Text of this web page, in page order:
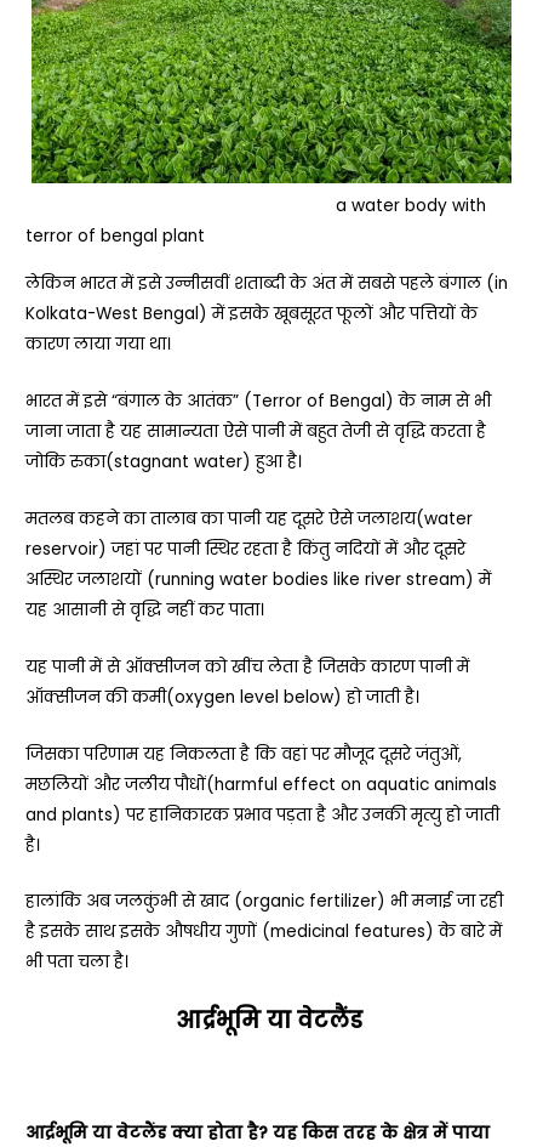
a water body with
terror of bengal plant
लेकिन भारत में इसे उन्नीसवीं शताब्दी के अंत में सबसे पहले बंगाल (in
Kolkata-West Bengal) में इसके खूबसूरत फूलों और पत्तियों के
कारण लाया गया था।
भारत में इसे “बंगाल के आतंक” (Terror of Bengal) के नाम से भी
जाना जाता है यह सामान्यता ऐसे पानी में बहुत तेजी से वृद्धि करता है
जोकि रुका(stagnant water) हुआ है।
मतलब कहने का तालाब का पानी यह दूसरे ऐसे जलाशय(water
reservoir) जहां पर पानी स्थिर रहता है किंतु नदियों में और दूसरे
अस्थिर जलाशयों (running water bodies like river stream) में
यह आसानी से वृद्धि नहीं कर पाता।
यह पानी में से ऑक्सीजन को खींच लेता है जिसके कारण पानी में
ऑक्सीजन की कमी(oxygen level below) हो जाती है।
जिसका परिणाम यह निकलता है कि वहां पर मौजूद दूसरे जंतुओं,
मछलियों और जलीय पौधों(harmful effect on aquatic animals
and plants) पर हानिकारक प्रभाव पड़ता है और उनकी मृत्यु हो जाती
है।
हालांकि अब जलकुंभी से खाद (organic fertilizer) भी मनाई जा रही
है इसके साथ इसके औषधीय गुणों (medicinal features) के बारे में
भी पता चला है।
आर्द्रभूमि या वेटलैंड
आर्द्रभूमि या वेटलैंडक्या होता है?यह किस तरह के क्षेत्र में पाया